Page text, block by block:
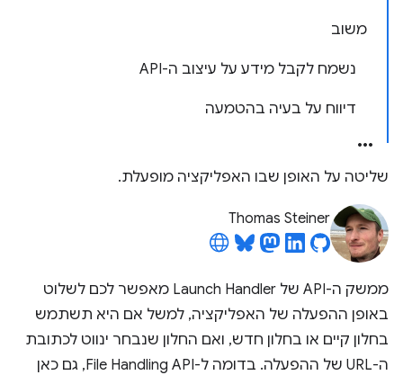
משוב
נשמח לקבל מידע על עיצוב ה-API
דיווח על בעיה בהטמעה
שליטה על האופן שבו האפליקציה מופעלת.
Thomas Steiner
ממשק ה-API של Launch Handler מאפשר לכם לשלוט
באופן ההפעלה של האפליקציה, למשל אם היא תשתמש
בחלון קיים או בחלון חדש, ואם החלון שנבחר ינווט לכתובת
ה-URL של ההפעלה. בדומה ל-File Handling API, גם כאן